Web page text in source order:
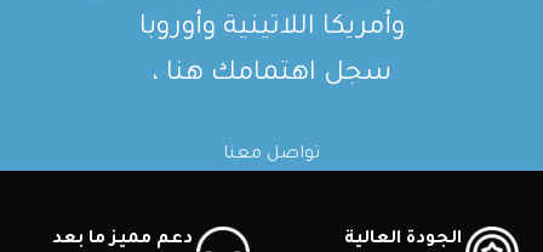
وأمريكا اللاتينية وأوروبا
سجل اهتمامك هنا ،
تواصل معنا
الجودة العالية
دعم مميز ما بعد